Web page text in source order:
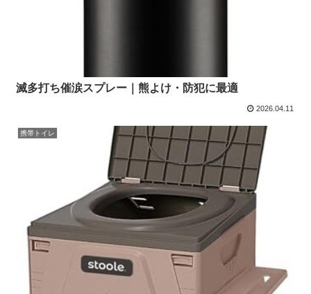
滅多打ち催涙スプレー｜熊よけ・防犯に最適
2026.04.11
携帯トイレ